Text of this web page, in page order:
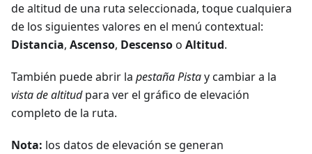
de altitud de una ruta seleccionada, toque cualquiera
de los siguientes valores en el menú contextual:
Distancia, Ascenso, Descensoo Altitud.
También puede abrir la pestaña Pistay cambiar a la
vista de altitudpara ver el gráfico de elevación
completo de la ruta.
Nota: los datos de elevación se generan